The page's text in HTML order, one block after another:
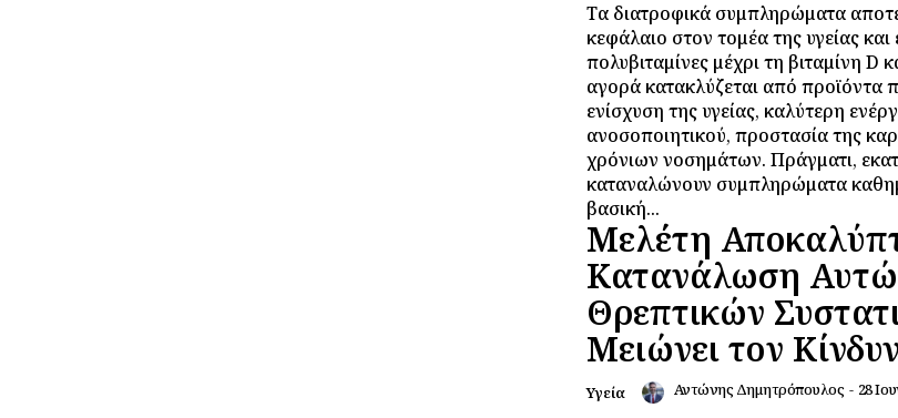
Τα διατροφικά συμπληρώματα
κεφάλαιο στον τομέα της υγείας και
πολυβιταμίνες μέχρι τη βιταμίνη D
αγορά κατακλύζεται από προϊόντα
ενίσχυση της υγείας, καλύτερη
ανοσοποιητικού, προστασία της
χρόνιων νοσημάτων. Πράγματι,
καταναλώνουν συμπληρώματα
βασική...
Μελέτη
Κατανάλωση
Θρεπτικών
Μειώνει τον
Υγεία Αντώνης Δημητρόπουλος - 28